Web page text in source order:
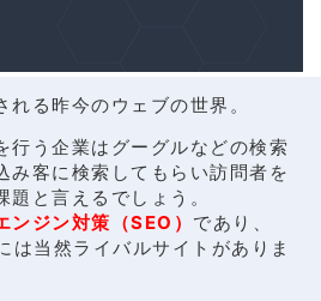
る昨今のウェブの世界。
行う企業はグーグルなどの検索
み客に検索してもらい訪問者を
と言えるでしょう。
ンジン対策（SEO） であり、
は当然ライバルサイトがありま